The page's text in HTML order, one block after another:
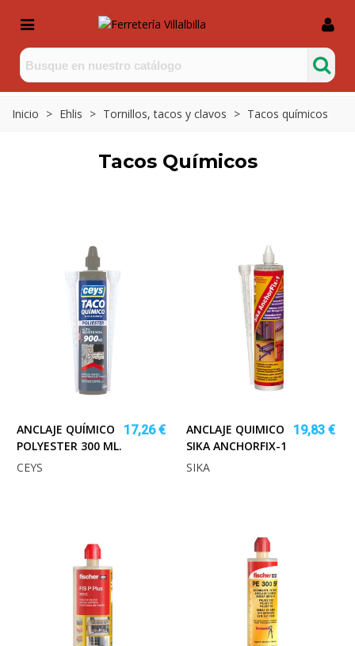
Inicio > Ehlis > Tornillos, tacos y clavos > Tacos químicos
Tacos Químicos
ANCLAJE QUÍMICO
POLYESTER 300 ML.
17,26 €
CEYS
ANCLAJE QUIMICO
SIKA ANCHORFIX-1
19,83 €
SIKA